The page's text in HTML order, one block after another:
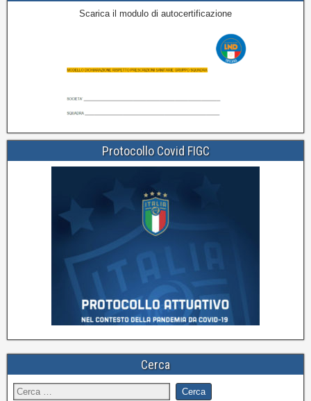
Scarica il modulo di autocertificazione
Protocollo Covid FIGC
Cerca